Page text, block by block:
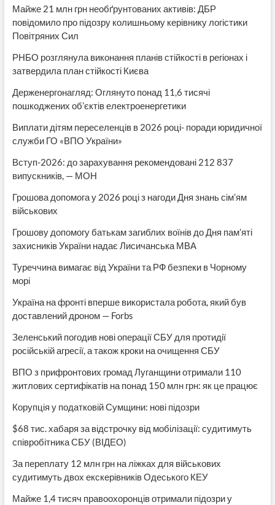
Майже 21 млн грн необґрунтованих активів: ДБР
повідомило про підозру колишньому керівнику логістики
Повітряних Сил
РНБО розглянула виконання планів стійкості в регіонах і
затвердила план стійкості Києва
Держенергонагляд: Оглянуто понад 11,6 тисячі
пошкоджених об’єктів електроенергетики
Виплати дітям переселенців в 2026 році- поради юридичної
служби ГО «ВПО України»
Вступ-2026: до зарахування рекомендовані 212 837
випускників, — МОН
Грошова допомога у 2026 році з нагоди Дня знань сім’ям
військових
Грошову допомогу батькам загиблих воїнів до Дня пам’яті
захисників України надає Лисичанська МВА
Туреччина вимагає від України та РФ безпеки в Чорному
морі
Україна на фронті вперше використала робота, який був
доставлений дроном — Forbs
Зеленський погодив нові операції СБУ для протидії
російській агресії, а також кроки на очищення СБУ
ВПО з прифронтових громад Луганщини отримали 110
житлових сертифікатів на понад 150 млн грн: як це працює
Корупція у податковій Сумщини: нові підозри
$68 тис. хабаря за відстрочку від мобілізації: судитимуть
співробітника СБУ (ВІДЕО)
За переплату 12 млн грн на ліжках для військових
судитимуть двох екскерівників Одеського КЕУ
Майже 1,4 тисяч правоохоронців отримали підозри у